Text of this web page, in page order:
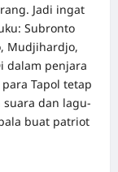
Jadi ingat
Subronto
Mudjihardjo,
dalam penjara
Tapol tetap
suara dan lagu-
buat patriot